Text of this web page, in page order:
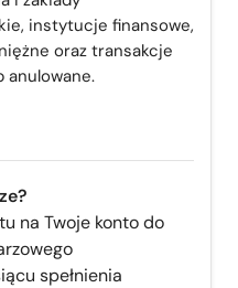
instytucje finansowe,
oraz transakcje
anulowane.
na Twoje konto do
spełnienia